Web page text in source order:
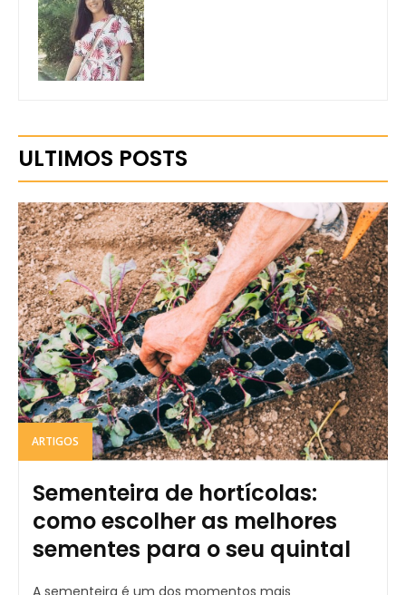
ULTIMOS POSTS
ARTIGOS
Sementeira de hortícolas:
como escolher as melhores
sementes para o seu quintal